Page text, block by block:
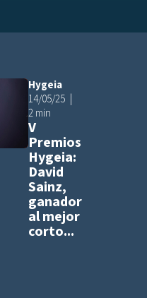
Añadir a
Hygeia
14/05/25
2 min
V
Premios
Hygeia:
David
Sainz,
ganador
al mejor
corto...